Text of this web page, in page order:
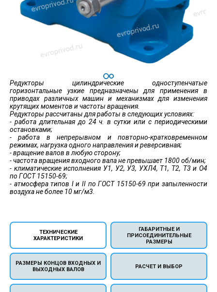
Редукторы цилиндрические одноступенчатые
горизонтальные узкие предназначены для применения в
приводах различных машин и механизмах для изменения
крутящих моментов и частоты вращения.
Редукторы рассчитаны для работы в следующих условиях:
- работа длительная до 24 ч. в сутки или с периодическими
остановками;
- работа в непрерывном и повторно-кратковременном
режимах, нагрузка одного направления и реверсивная;
- вращение валов в любую сторону;
- частота вращения входного вала не превышает 1800 об/мин;
- климатические исполнения У1, У2, У3, УХЛ4, Т1, Т2, Т3 и О4
по ГОСТ 15150-69;
- атмосфера типов I и II по ГОСТ 15150-69 при запыленности
воздуха не более 10 мг/м3.
ТЕХНИЧЕСКИЕ
ХАРАКТЕРИСТИКИ
ГАБАРИТНЫЕ И
ПРИСОЕДИНИТЕЛЬНЫЕ
РАЗМЕРЫ
РАЗМЕРЫ КОНЦОВ ВХОДНЫХ И
ВЫХОДНЫХ ВАЛОВ
РАСЧЕТ И ВЫБОР